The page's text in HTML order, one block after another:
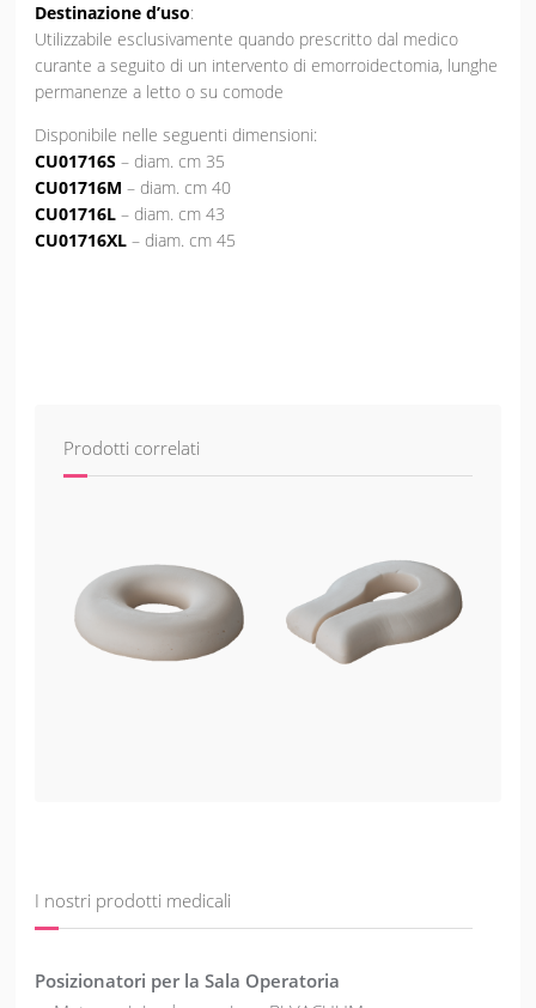
I nostri prodotti medicali
Posizionatori per la Sala Operatoria
Destinazione d’uso:
Utilizzabile esclusivamente quando prescritto dal medico
curante a seguito di un intervento di emorroidectomia, lunghe
permanenze a letto o su comode
Disponibile nelle seguenti dimensioni:
CU01716S – diam. cm 35
CU01716M – diam. cm 40
CU01716L – diam. cm 43
CU01716XL – diam. cm 45
Prodotti correlati